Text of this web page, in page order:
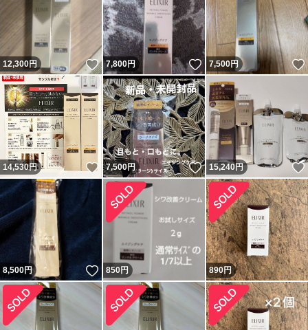
12,300円 いいね！
7,800円 いいね！
7,500円
14,530円 いいね！
7,500円 いいね！
15,240円
8,500円 いいね！
850円 890円